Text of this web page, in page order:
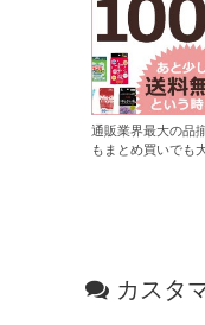
通販業界最大の品
もまとめ買いでも
カスタ